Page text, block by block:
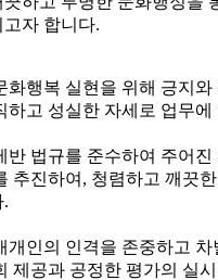
자 합니다.
화행복 실현을 위해 긍지와
하고 성실한 자세로 업무에
반 법규를 준수하여 주어
추진하여, 청렴하고 깨끗
.
개인의 인격을 존중하고 차
제공과 공정한 평가의 실